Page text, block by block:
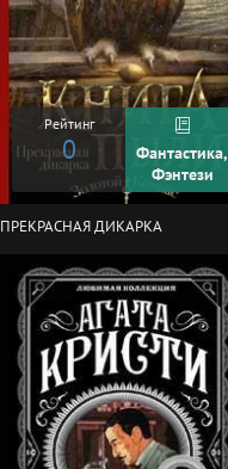
Рейтинг
0
Фантастика,
Фэнтези
ПРЕКРАСНАЯ ДИКАРКА